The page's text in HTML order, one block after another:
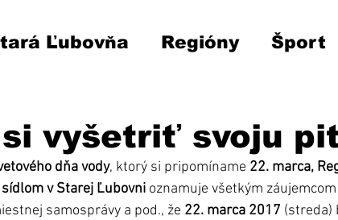
Ľubovňa Regióny Šport
vyšetriť svoju
dňa vody, ktorý si pripomíname 22. marca,
v Starej Ľubovni oznamuje všetkým záujemcom
samosprávy a pod., že 22. marca 2017 (streda)